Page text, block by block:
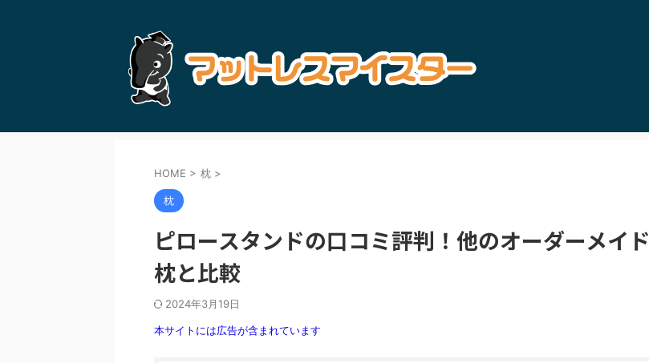
HOME > 枕 >
枕
ピロースタンドの口コミ評判！他のオーダーメイド
枕と比較
2024年3月19日
本サイトには広告が含まれています